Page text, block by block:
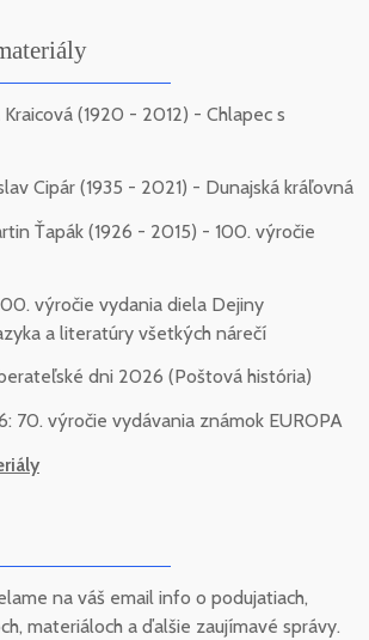
(1920 - 2012) - Chlapec s
Cipár (1935 - 2021) - Dunajská kráľovná
Ťapák (1926 - 2015) - 100. výročie
výročie vydania diela Dejiny
a literatúry všetkých nárečí
dni 2026 (Poštová história)
70. výročie vydávania známok EUROPA
na váš email info o podujatiach,
materiáloch a ďalšie zaujímavé správy.